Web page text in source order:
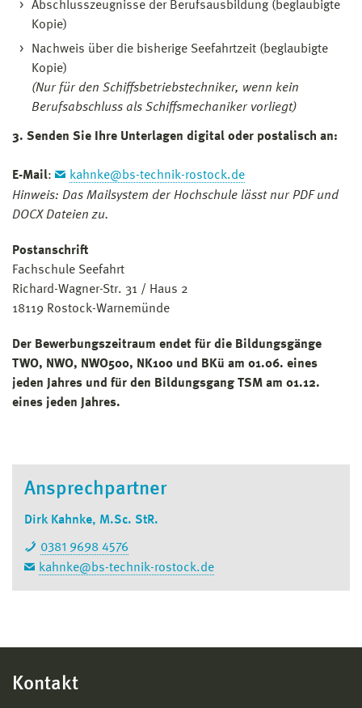
Abschlusszeugnisse der Berufsausbildung (beglaubigte
Kopie)
Nachweis über die bisherige Seefahrtzeit (beglaubigte
Kopie)
(Nur für den Schiffsbetriebstechniker, wenn kein
Berufsabschluss als Schiffsmechaniker vorliegt)
3. Senden Sie Ihre Unterlagen digital oder postalisch an:
E-Mail:
kahnke@bs-technik-rostock.de
Hinweis: Das Mailsystem der Hochschule lässt nur PDF und
DOCX Dateien zu.
Postanschrift
Fachschule Seefahrt
Richard-Wagner-Str. 31 / Haus 2
18119 Rostock-Warnemünde
Der Bewerbungszeitraum endet für die Bildungsgänge
TWO, NWO, NWO500, NK100 und BKü am 01.06. eines
jeden Jahres und für den Bildungsgang TSM am 01.12.
eines jeden Jahres.
Ansprechpartner
Dirk Kahnke, M.Sc. StR.
0381 9698 4576
kahnke@bs-technik-rostock.de
Kontakt